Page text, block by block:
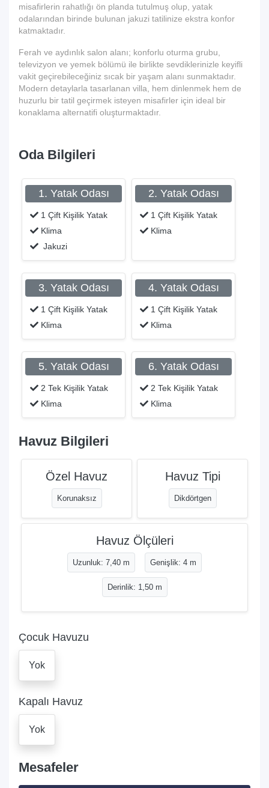
misafirlerin rahatlığı ön planda tutulmuş olup, yatak
odalarından birinde bulunan jakuzi tatilinize ekstra konfor
katmaktadır.
Ferah ve aydınlık salon alanı; konforlu oturma grubu,
televizyon ve yemek bölümü ile birlikte sevdiklerinizle keyifli
vakit geçirebileceğiniz sıcak bir yaşam alanı sunmaktadır.
Modern detaylarla tasarlanan villa, hem dinlenmek hem de
huzurlu bir tatil geçirmek isteyen misafirler için ideal bir
konaklama alternatifi oluşturmaktadır.
Oda Bilgileri
1. Yatak Odası
1 Çift Kişilik Yatak
Klima
Jakuzi
2. Yatak Odası
1 Çift Kişilik Yatak
Klima
3. Yatak Odası
1 Çift Kişilik Yatak
Klima
4. Yatak Odası
1 Çift Kişilik Yatak
Klima
5. Yatak Odası
2 Tek Kişilik Yatak
Klima
6. Yatak Odası
2 Tek Kişilik Yatak
Klima
Havuz Bilgileri
Özel Havuz
Korunaksız
Havuz Tipi
Dikdörtgen
Havuz Ölçüleri
Uzunluk: 7,40 m Genişlik: 4 m
Derinlik: 1,50 m
Çocuk Havuzu
Yok
Kapalı Havuz
Yok
Mesafeler